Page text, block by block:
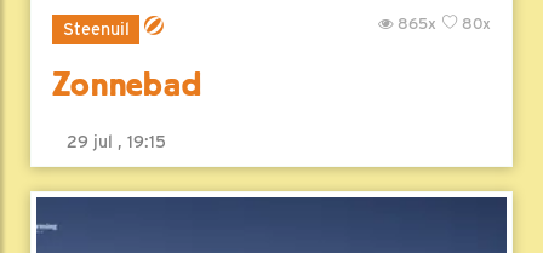
Steenuil 80x
865x
Zonnebad
29 jul , 19:15